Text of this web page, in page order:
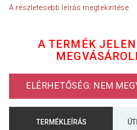
A részletesebb leírás megtekintése
A TERMÉK
ELÉRHETŐSÉG: NEM
TERMÉKLEÍRÁS